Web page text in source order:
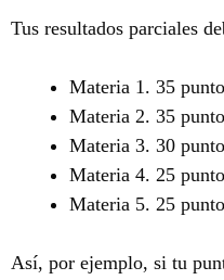
Tus resultados parciales
Materia 1. 35
Materia 2. 35
Materia 3. 30
Materia 4. 25
Materia 5. 25
Así, por ejemplo, si tu